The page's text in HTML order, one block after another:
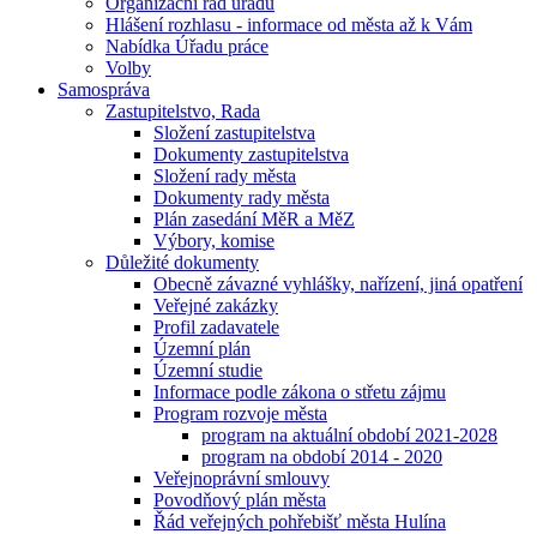
Hlášení rozhlasu - informace od města až k Vám
Nabídka Úřadu práce
Volby
Samospráva
Zastupitelstvo, Rada
Složení zastupitelstva
Dokumenty zastupitelstva
Složení rady města
Dokumenty rady města
Plán zasedání MěR a MěZ
Výbory, komise
Důležité dokumenty
Obecně závazné vyhlášky, nařízení, jiná opatření
Veřejné zakázky
Profil zadavatele
Územní plán
Územní studie
Informace podle zákona o střetu zájmu
Program rozvoje města
program na aktuální období 2021-2028
program na období 2014 - 2020
Veřejnoprávní smlouvy
Povodňový plán města
Řád veřejných pohřebišť města Hulína